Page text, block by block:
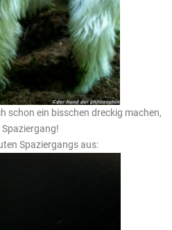
schon ein bisschen dreckig machen,
Spaziergangs aus: